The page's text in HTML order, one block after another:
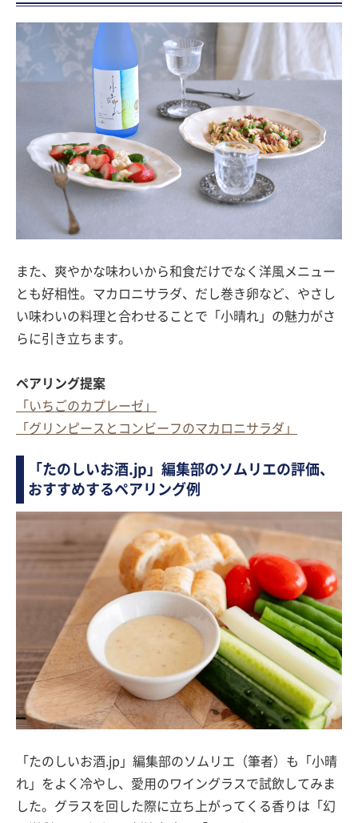
また、爽やかな味わいから和食だけでなく洋風メニュー
とも好相性。マカロニサラダ、だし巻き卵など、やさし
い味わいの料理と合わせることで「小晴れ」の魅力がさ
らに引き立ちます。
ペアリング提案
「いちごのカプレーゼ」
「グリンピースとコンビーフのマカロニサラダ」
「たのしいお酒.jp」編集部のソムリエの評価、
おすすめするペアリング例
「たのしいお酒.jp」編集部のソムリエ（筆者）も「小晴
れ」をよく冷やし、愛用のワイングラスで試飲してみま
した。グラスを回した際に立ち上がってくる香りは「幻